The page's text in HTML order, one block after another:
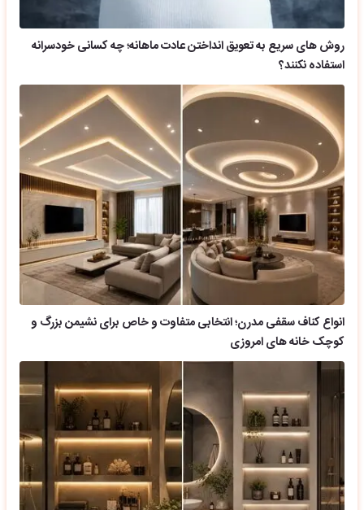
روش های سریع به تعویق انداختن عادت ماهانه؛ چه کسانی خودسرانه
استفاده نکنند؟
انواع کناف سقفی مدرن؛ انتخابی متفاوت و خاص برای نشیمن بزرگ و
کوچک خانه های امروزی